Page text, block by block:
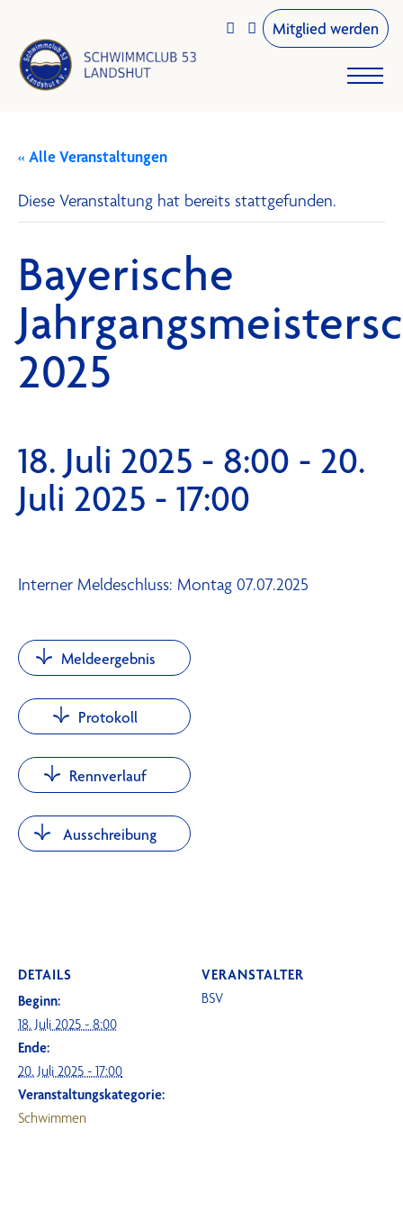
  Mitglied werden
« Alle Veranstaltungen
Diese Veranstaltung hat bereits stattgefunden.
Bayerische
2025
18. Juli 2025 - 8:00 - 20.
Juli 2025 - 17:00
Interner Meldeschluss: Montag 07.07.2025
Meldeergebnis
Protokoll
Rennverlauf
Ausschreibung
DETAILS
Beginn:
18. Juli 2025 - 8:00
Ende:
20. Juli 2025 - 17:00
Veranstaltungskategorie:
Schwimmen
VERANSTALTER
BSV